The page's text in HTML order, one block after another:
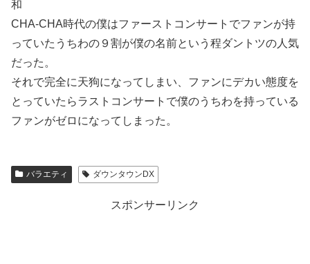
和
CHA-CHA時代の僕はファーストコンサートでファンが持
っていたうちわの９割が僕の名前という程ダントツの人気
だった。
それで完全に天狗になってしまい、ファンにデカい態度を
とっていたらラストコンサートで僕のうちわを持っている
ファンがゼロになってしまった。
バラエティ ダウンタウンDX
スポンサーリンク